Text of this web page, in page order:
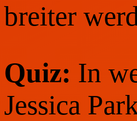
breiter
Quiz: In
Jessica